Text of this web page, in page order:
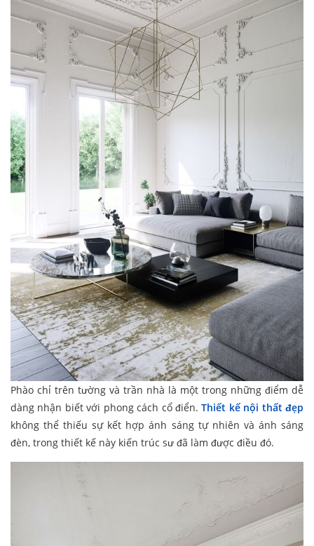
Phào chỉ trên tường và trần nhà là một trong những điểm dễ
dàng nhận biết với phong cách cổ điển.Thiết kế nội thất đẹp
không thể thiếu sự kết hợp ánh sáng tự nhiên và ánh sáng
đèn, trong thiết kế này kiến trúc sư đã làm được điều đó.